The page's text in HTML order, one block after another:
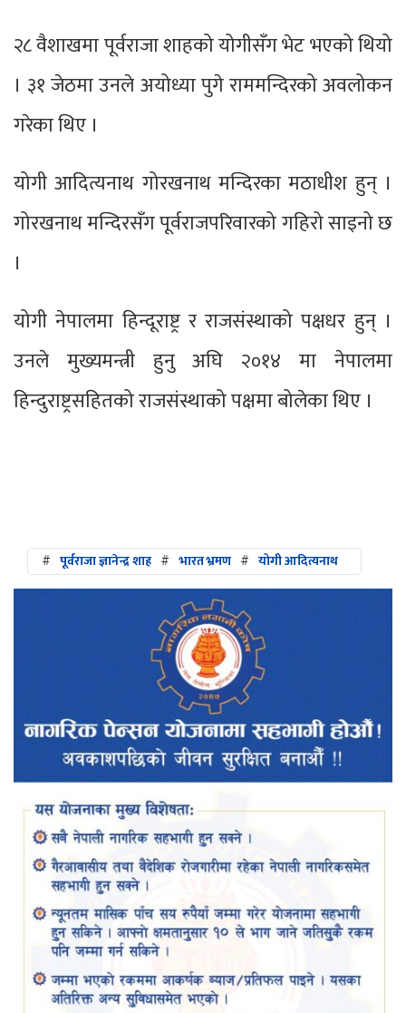
२८ वैशाखमा पूर्वराजा शाहको योगीसँग भेट भएको थियो
। ३१ जेठमा उनले अयोध्या पुगे राममन्दिरको अवलोकन
गरेका थिए ।
योगी आदित्यनाथ गोरखनाथ मन्दिरका मठाधीश हुन् ।
गोरखनाथ मन्दिरसँग पूर्वराजपरिवारको गहिरो साइनो छ
।
योगी नेपालमा हिन्दूराष्ट्र र राजसंस्थाको पक्षधर हुन् ।
उनले मुख्यमन्त्री हुनु अघि २०१४ मा नेपालमा
हिन्दुराष्ट्रसहितको राजसंस्थाको पक्षमा बोलेका थिए ।
# पूर्वराजा ज्ञानेन्द्र शाह # भारत भ्रमण # योगी आदित्यनाथ